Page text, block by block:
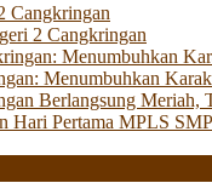
Cangkringan
2 Cangkringan
Menumbuhkan
Menumbuhkan
Berlangsung Meriah,
Hari Pertama MPLS